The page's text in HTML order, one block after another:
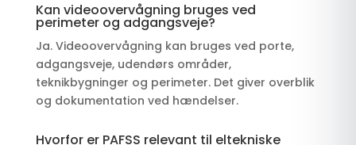
Kan videoovervågning bruges ved
perimeter og adgangsveje?
Ja. Videoovervågning kan bruges ved porte,
adgangsveje, udendørs områder,
teknikbygninger og perimeter. Det giver overblik
og dokumentation ved hændelser.
Hvorfor er PAFSS relevant til eltekniske